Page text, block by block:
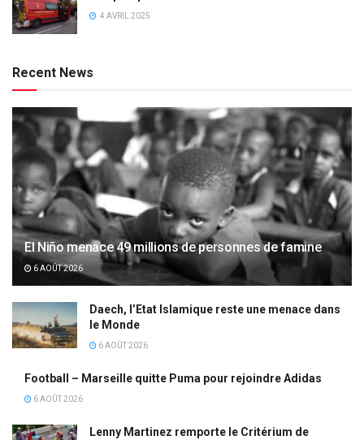
4 AVRIL 2025
Recent News
El Niño menace 49 millions de personnes de famine
6 AOÛT 2026
Daech, l’Etat Islamique reste une menace dans
le Monde
6 AOÛT 2026
Football – Marseille quitte Puma pour rejoindre Adidas
6 AOÛT 2026
Lenny Martinez remporte le Critérium de